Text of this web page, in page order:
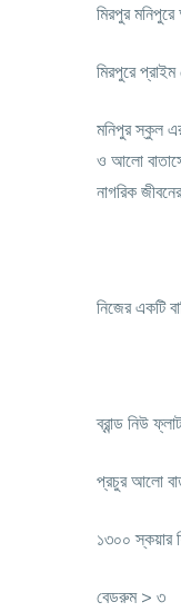
মিরপুর
মিরপুরে
মনিপুর স্কুল
ও আলো
নাগরিক
নিজের একটি
ব্রান্ড নিউ
প্রচুর আলো
১৩০০ স্কয়ার
বেডরুম > ৩